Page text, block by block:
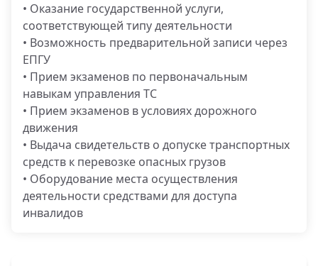
• Оказание государственной услуги,
соответствующей типу деятельности
• Возможность предварительной записи через
ЕПГУ
• Прием экзаменов по первоначальным
навыкам управления ТС
• Прием экзаменов в условиях дорожного
движения
• Выдача свидетельств о допуске транспортных
средств к перевозке опасных грузов
• Оборудование места осуществления
деятельности средствами для доступа
инвалидов